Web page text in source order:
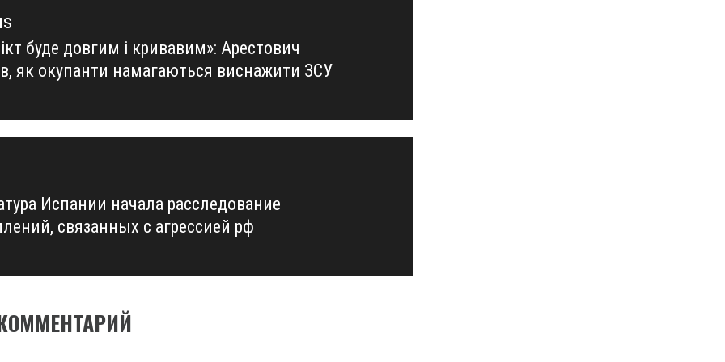
буде довгим і кривавим»: Арестович
як окупанти намагаються виснажити ЗСУ
Испании начала расследование
связанных с агрессией рф